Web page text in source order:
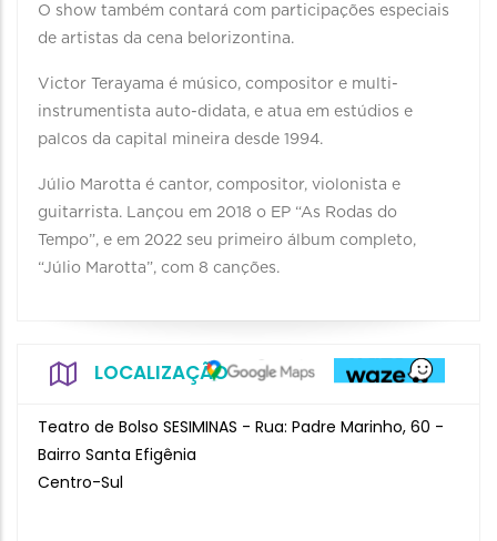
O show também contará com participações especiais
de artistas da cena belorizontina.
Victor Terayama é músico, compositor e multi-
instrumentista auto-didata, e atua em estúdios e
palcos da capital mineira desde 1994.
Júlio Marotta é cantor, compositor, violonista e
guitarrista. Lançou em 2018 o EP “As Rodas do
Tempo”, e em 2022 seu primeiro álbum completo,
“Júlio Marotta”, com 8 canções.
LOCALIZAÇÃO
Teatro de Bolso SESIMINAS - Rua: Padre Marinho, 60 -
Bairro Santa Efigênia
Centro-Sul